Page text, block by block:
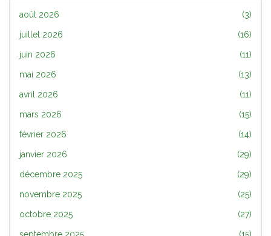
août 2026 (3)
juillet 2026 (16)
juin 2026 (11)
mai 2026 (13)
avril 2026 (11)
mars 2026 (15)
février 2026 (14)
janvier 2026 (29)
décembre 2025 (29)
novembre 2025 (25)
octobre 2025 (27)